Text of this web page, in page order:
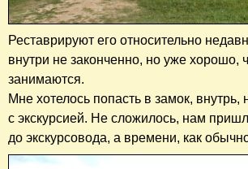
Реставрируют его относительно
внутри не законченно, но уже хорошо,
занимаются.
Мне хотелось попасть в замок, внутрь,
с экскурсией. Не сложилось, нам
до экскурсовода, а времени, как